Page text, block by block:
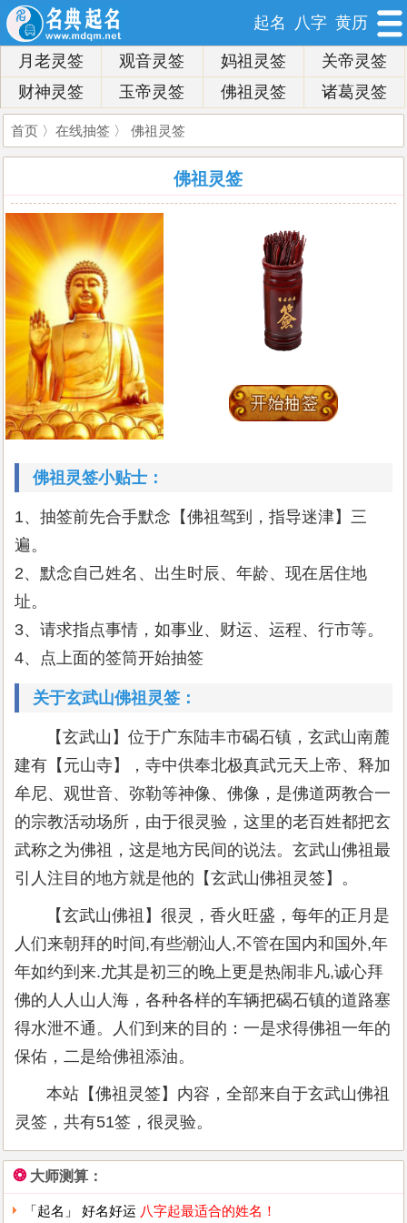
起名 八字 黄历
月老灵签 观音灵签 妈祖灵签
关帝灵签
财神灵签
玉帝灵签 佛祖灵签 诸葛灵签
首页 〉 在线抽签 〉 佛祖灵签
佛祖灵签
佛祖灵签小贴士：
1、抽签前先合手默念【佛祖驾到，指导迷津】三
遍。
2、默念自己姓名、出生时辰、年龄、现在居住地
址。
3、请求指点事情，如事业、财运、运程、行市等。
4、点上面的签筒开始抽签
关于玄武山佛祖灵签：
【玄武山】位于广东陆丰市碣石镇，玄武山南麓
建有【元山寺】，寺中供奉北极真武元天上帝、释加
牟尼、观世音、弥勒等神像、佛像，是佛道两教合一
的宗教活动场所，由于很灵验，这里的老百姓都把玄
武称之为佛祖，这是地方民间的说法。玄武山佛祖最
引人注目的地方就是他的【玄武山佛祖灵签】。
【玄武山佛祖】很灵，香火旺盛，每年的正月是
人们来朝拜的时间,有些潮汕人,不管在国内和国外,年
年如约到来.尤其是初三的晚上更是热闹非凡,诚心拜
佛的人人山人海，各种各样的车辆把碣石镇的道路塞
得水泄不通。人们到来的目的：一是求得佛祖一年的
保佑，二是给佛祖添油。
本站【佛祖灵签】内容，全部来自于玄武山佛祖
灵签，共有51签，很灵验。
❂ 大师测算：
「起名」 好名好运 八字起最适合的姓名！